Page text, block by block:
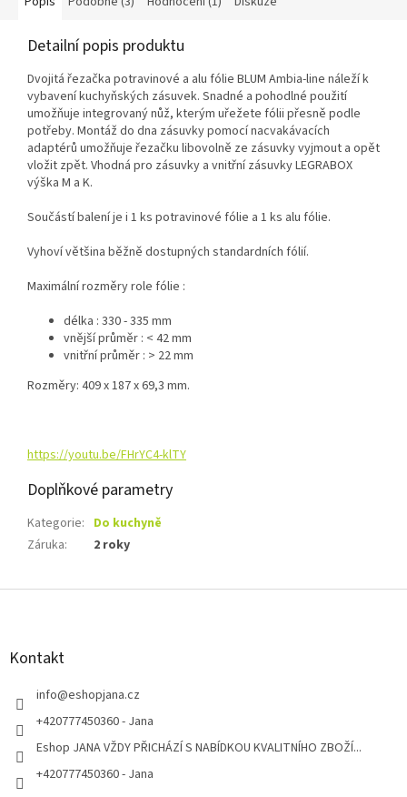
Detailní popis produktu
Dvojitá řezačka potravinové a alu fólie BLUM Ambia-line náleží k
vybavení kuchyňských zásuvek. Snadné a pohodlné použití
umožňuje integrovaný nůž, kterým uřežete fólii přesně podle
potřeby. Montáž do dna zásuvky pomocí nacvakávacích
adaptérů umožňuje řezačku libovolně ze zásuvky vyjmout a opět
vložit zpět. Vhodná pro zásuvky a vnitřní zásuvky LEGRABOX
výška M a K.
Součástí balení je i 1 ks potravinové fólie a 1 ks alu fólie.
Vyhoví většina běžně dostupných standardních fólií.
Maximální rozměry role fólie :
délka : 330 - 335 mm
vnější průměr : < 42 mm
vnitřní průměr : > 22 mm
Rozměry: 409 x 187 x 69,3 mm.
https://youtu.be/FHrYC4-klTY
Doplňkové parametry
Kategorie: Do kuchyně
Záruka: 2 roky
Z
Kontakt
info@eshopjana.cz
+420777450360 - Jana
Eshop JANA VŽDY PŘICHÁZÍ S NABÍDKOU KVALITNÍHO ZBOŽÍ...
+420777450360 - Jana